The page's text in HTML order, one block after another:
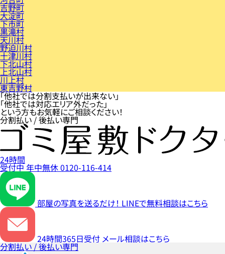
吉野町
大淀町
下市町
黒滝村
天川村
野迫川村
十津川村
下北山村
上北山村
川上村
東吉野村
「他社では分割支払いが出来ない」
「他社では対応エリア外だった」
という方もお気軽にご相談ください！
分割払い / 後払い専門
24時間
受付中年中無休0120-116-414
部屋の写真を送るだけ！ LINEで無料相談はこちら
24時間365日受付 メール相談はこちら
分割払い / 後払い専門